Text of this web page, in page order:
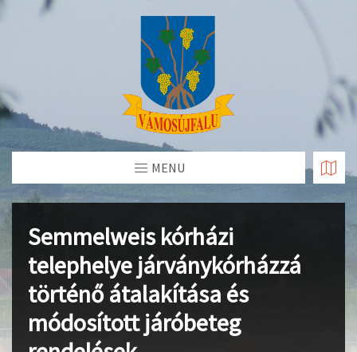
Skip
MENU
Semmelweis kórházi
telephelye járványkórházzá
történő átalakítása és
módosított járóbeteg